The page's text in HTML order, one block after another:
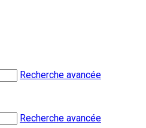
Recherche avancée
Recherche avancée